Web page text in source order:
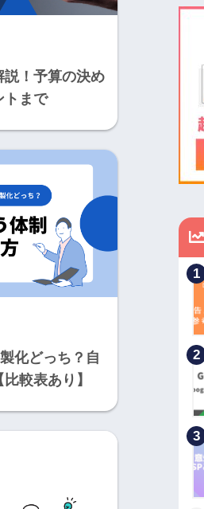
説！予算の決め
トまで
化どっち？自
較表あり】
1
2
3